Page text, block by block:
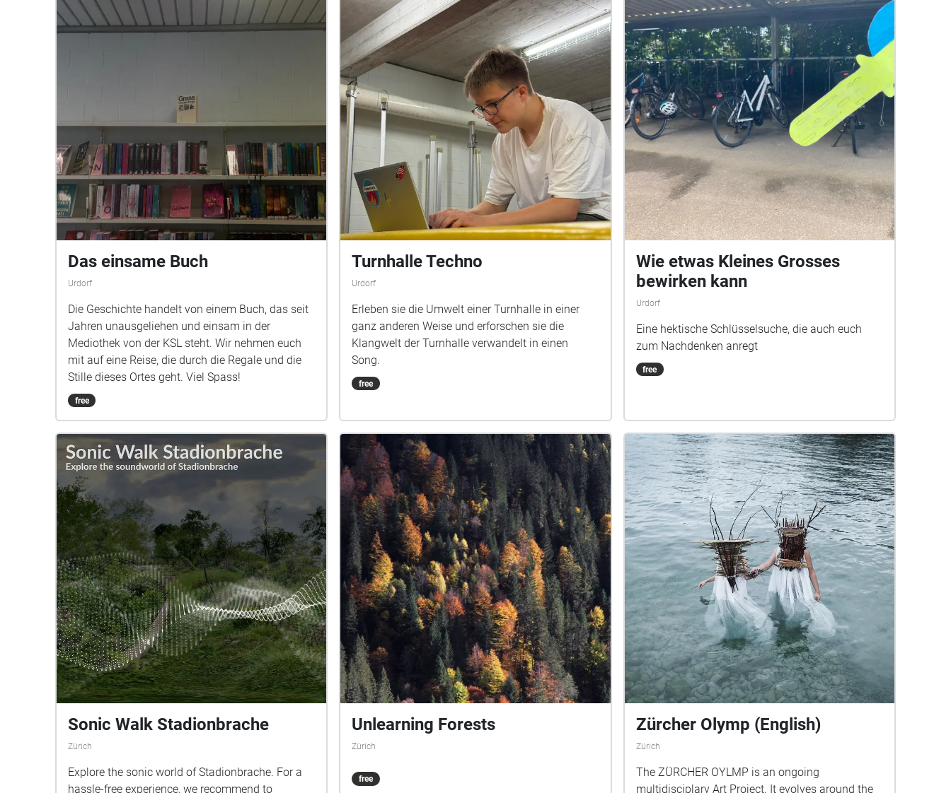
Das einsame Buch
Urdorf
Die Geschichte handelt von einem Buch, das seit
Jahren unausgeliehen und einsam in der
Mediothek von der KSL steht. Wir nehmen euch
mit auf eine Reise, die durch die Regale und die
Stille dieses Ortes geht. Viel Spass!
free
Turnhalle Techno
Urdorf
Erleben sie die Umwelt einer Turnhalle in einer
ganz anderen Weise und erforschen sie die
Klangwelt der Turnhalle verwandelt in einen
Song.
free
Wie etwas Kleines Grosses
bewirken kann
Urdorf
Eine hektische Schlüsselsuche, die auch euch
zum Nachdenken anregt
free
Sonic Walk Stadionbrache
Zürich
Explore the sonic world of Stadionbrache. For a
hassle-free experience, we recommend to
Unlearning Forests
Zürich
free
Zürcher Olymp (English)
Zürich
The ZÜRCHER OYLMP is an ongoing
multidisciplary Art Project. It evolves around the